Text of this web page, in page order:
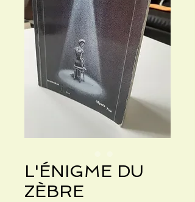
L'ÉNIGME DU
ZÈBRE